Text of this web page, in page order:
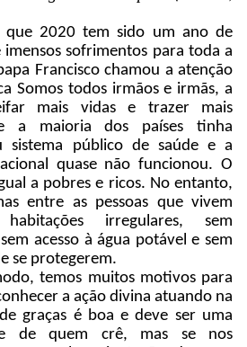
que 2020 tem sido um ano de
imensos sofrimentos para toda a
Francisco chamou a atenção
Somos todos irmãos e irmãs, a
mais vidas e trazer mais
a maioria dos países tinha
sistema público de saúde e a
quase não funcionou. O
a pobres e ricos. No entanto,
entre as pessoas que vivem
irregulares, sem
acesso à água potável e sem
se protegerem.
temos muitos motivos para
a ação divina atuando na
graças é boa e deve ser uma
de quem crê, mas se nos